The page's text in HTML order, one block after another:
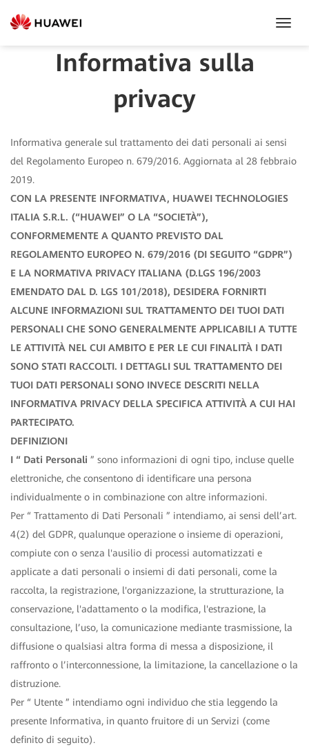
Informativa sulla
privacy
Informativa generale sul trattamento dei dati personali ai sensi
del Regolamento Europeo n. 679/2016. Aggiornata al 28 febbraio
2019.
CON LA PRESENTE INFORMATIVA, HUAWEI TECHNOLOGIES
ITALIA S.R.L. (“HUAWEI” O LA “SOCIETÀ”),
CONFORMEMENTE A QUANTO PREVISTO DAL
REGOLAMENTO EUROPEO N. 679/2016 (DI SEGUITO “GDPR”)
E LA NORMATIVA PRIVACY ITALIANA (D.LGS 196/2003
EMENDATO DAL D. LGS 101/2018), DESIDERA FORNIRTI
ALCUNE INFORMAZIONI SUL TRATTAMENTO DEI TUOI DATI
PERSONALI CHE SONO GENERALMENTE APPLICABILI A TUTTE
LE ATTIVITÀ NEL CUI AMBITO E PER LE CUI FINALITÀ I DATI
SONO STATI RACCOLTI. I DETTAGLI SUL TRATTAMENTO DEI
TUOI DATI PERSONALI SONO INVECE DESCRITI NELLA
INFORMATIVA PRIVACY DELLA SPECIFICA ATTIVITÀ A CUI HAI
PARTECIPATO.
DEFINIZIONI
I “ Dati Personali ” sono informazioni di ogni tipo, incluse quelle
elettroniche, che consentono di identificare una persona
individualmente o in combinazione con altre informazioni.
Per “ Trattamento di Dati Personali ” intendiamo, ai sensi dell’art.
4(2) del GDPR, qualunque operazione o insieme di operazioni,
compiute con o senza l'ausilio di processi automatizzati e
applicate a dati personali o insiemi di dati personali, come la
raccolta, la registrazione, l'organizzazione, la strutturazione, la
conservazione, l'adattamento o la modifica, l'estrazione, la
consultazione, l’uso, la comunicazione mediante trasmissione, la
diffusione o qualsiasi altra forma di messa a disposizione, il
raffronto o l’interconnessione, la limitazione, la cancellazione o la
distruzione.
Per “ Utente ” intendiamo ogni individuo che stia leggendo la
presente Informativa, in quanto fruitore di un Servizi (come
definito di seguito).